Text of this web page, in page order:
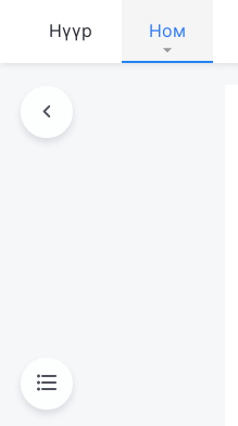
Нүүр Ном